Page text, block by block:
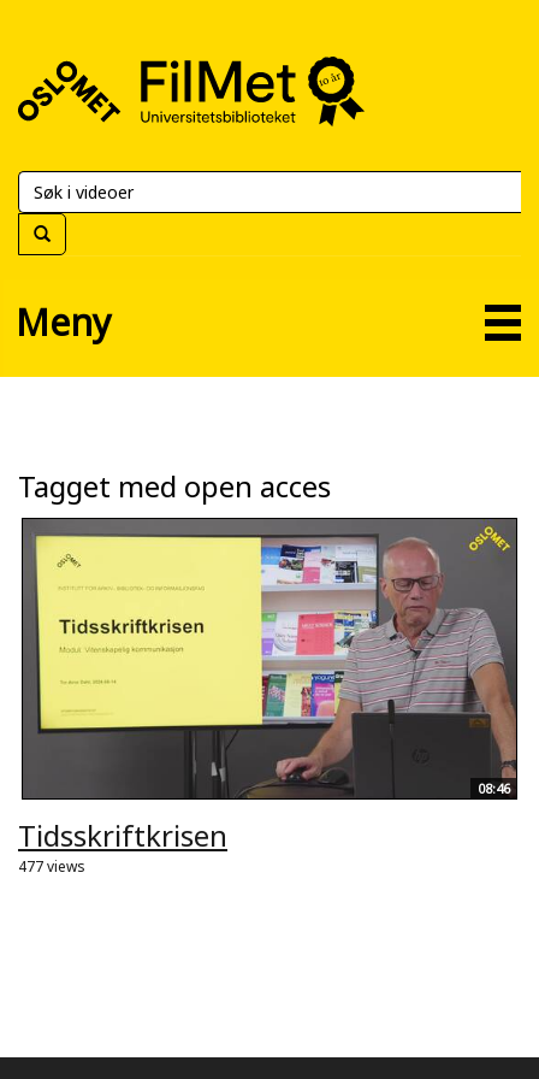
FilMet
Universitetsbiblioteket
Meny
Tagget med open acces
08:46
Tidsskriftkrisen
477 views